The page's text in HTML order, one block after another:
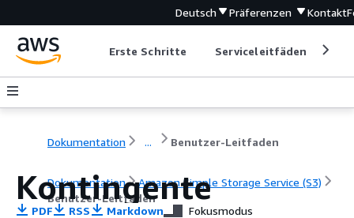
Deutsch Präferenzen Kontakt
Erste Schritte Serviceleitfäden
Dokumentation ... Benutzer-Leitfaden
Dokumentation
Amazon Simple Storage Service (S3)
Benutzer-Leitfaden
Kontingente
PDF RSS Markdown Fokusmodus